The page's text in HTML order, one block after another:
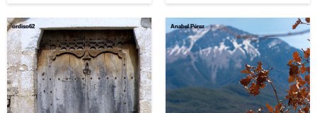
ordiso62 Anabel Pérez